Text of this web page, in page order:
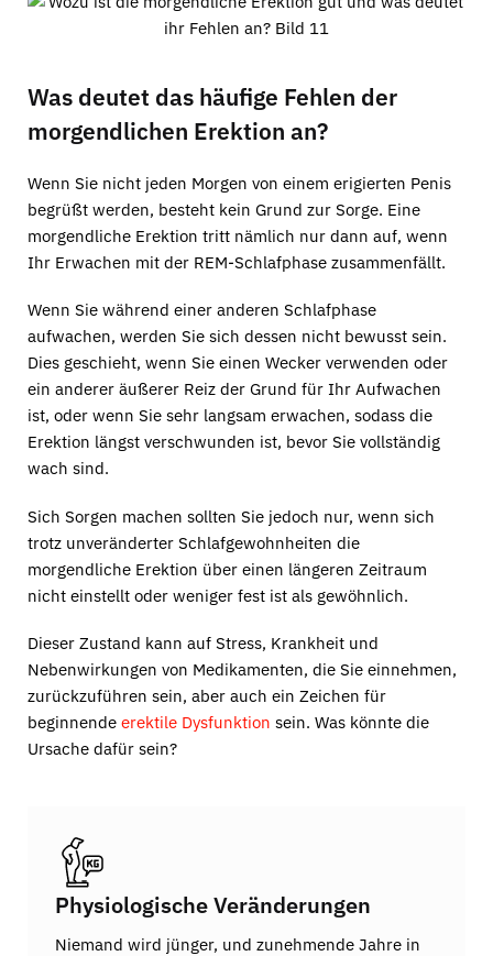
Was deutet das häufige Fehlen der
morgendlichen Erektion an?
Wenn Sie nicht jeden Morgen von einem erigierten Penis
begrüßt werden, besteht kein Grund zur Sorge. Eine
morgendliche Erektion tritt nämlich nur dann auf, wenn
Ihr Erwachen mit der REM-Schlafphase zusammenfällt.
Wenn Sie während einer anderen Schlafphase
aufwachen, werden Sie sich dessen nicht bewusst sein.
Dies geschieht, wenn Sie einen Wecker verwenden oder
ein anderer äußerer Reiz der Grund für Ihr Aufwachen
ist, oder wenn Sie sehr langsam erwachen, sodass die
Erektion längst verschwunden ist, bevor Sie vollständig
wach sind.
Sich Sorgen machen sollten Sie jedoch nur, wenn sich
trotz unveränderter Schlafgewohnheiten die
morgendliche Erektion über einen längeren Zeitraum
nicht einstellt oder weniger fest ist als gewöhnlich.
Dieser Zustand kann auf Stress, Krankheit und
Nebenwirkungen von Medikamenten, die Sie einnehmen,
zurückzuführen sein, aber auch ein Zeichen für
beginnende erektile Dysfunktion sein. Was könnte die
Ursache dafür sein?
Physiologische Veränderungen
Niemand wird jünger, und zunehmende Jahre in